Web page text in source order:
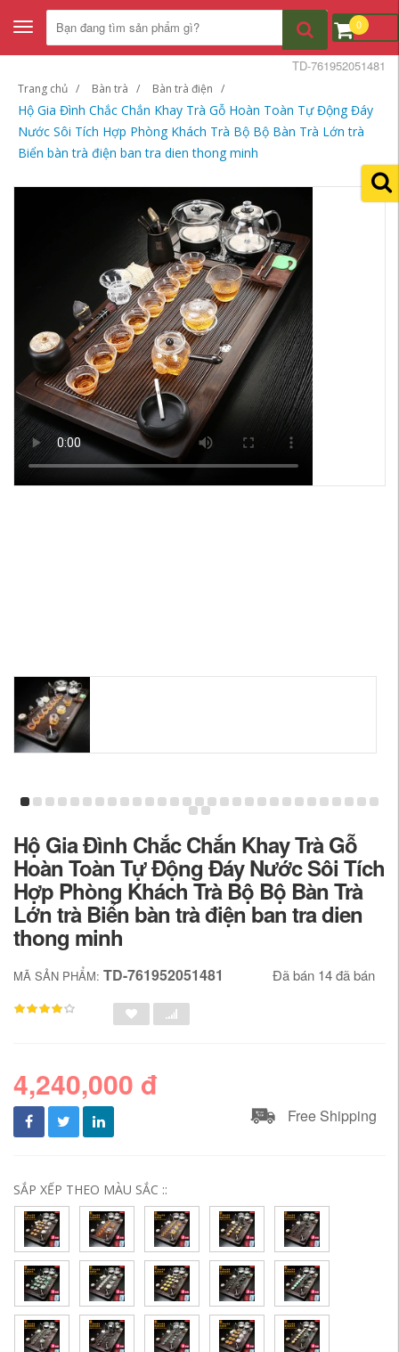
Toggle
navigation
0
Trang chủ Bàn trà Bàn trà điện
Hộ Gia Đình Chắc Chắn Khay Trà Gỗ Hoàn Toàn Tự Động Đáy
Nước Sôi Tích Hợp Phòng Khách Trà Bộ Bộ Bàn Trà Lớn trà
Biển bàn trà điện ban tra dien thong minh
TD-761952051481
Hộ Gia Đình Chắc Chắn Khay Trà Gỗ
Hoàn Toàn Tự Động Đáy Nước Sôi Tích
Hợp Phòng Khách Trà Bộ Bộ Bàn Trà
Lớn trà Biển bàn trà điện ban tra dien
thong minh
MÃ SẢN PHẨM: TD-761952051481 Đã bán 14 đã bán
4,240,000 đ
Free Shipping
SẮP XẾP THEO MÀU SẮC ::